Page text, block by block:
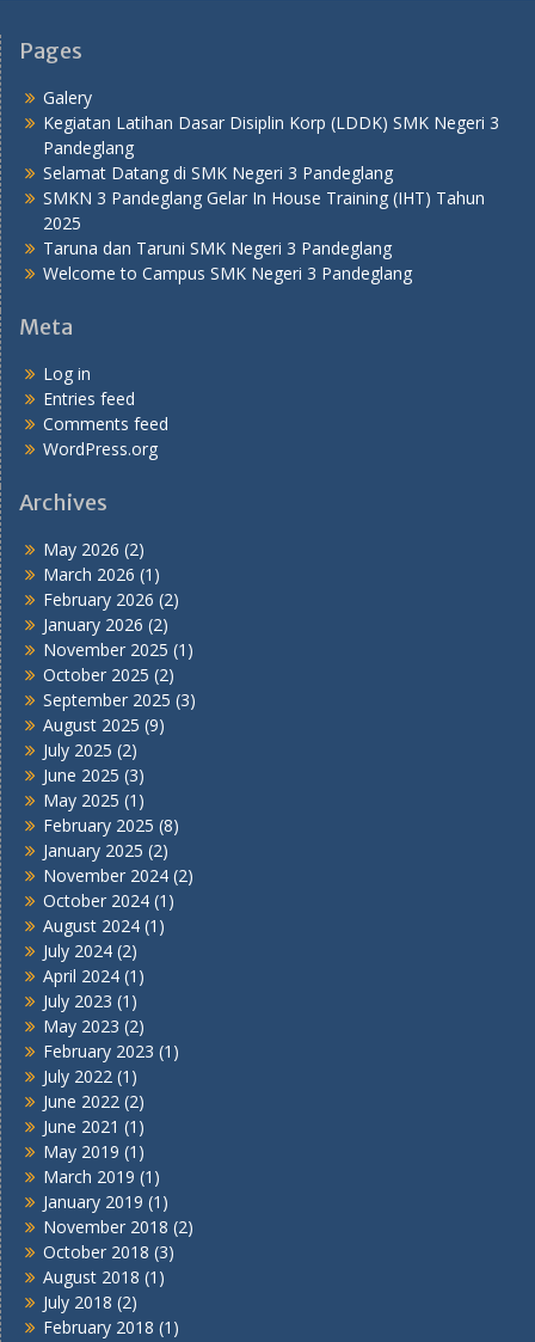
Pages
Galery
Kegiatan Latihan Dasar Disiplin Korp (LDDK) SMK Negeri 3
Pandeglang
Selamat Datang di SMK Negeri 3 Pandeglang
SMKN 3 Pandeglang Gelar In House Training (IHT) Tahun
2025
Taruna dan Taruni SMK Negeri 3 Pandeglang
Welcome to Campus SMK Negeri 3 Pandeglang
Meta
Log in
Entries feed
Comments feed
WordPress.org
Archives
May 2026 (2)
March 2026 (1)
February 2026 (2)
January 2026 (2)
November 2025 (1)
October 2025 (2)
September 2025 (3)
August 2025 (9)
July 2025 (2)
June 2025 (3)
May 2025 (1)
February 2025 (8)
January 2025 (2)
November 2024 (2)
October 2024 (1)
August 2024 (1)
July 2024 (2)
April 2024 (1)
July 2023 (1)
May 2023 (2)
February 2023 (1)
July 2022 (1)
June 2022 (2)
June 2021 (1)
May 2019 (1)
March 2019 (1)
January 2019 (1)
November 2018 (2)
October 2018 (3)
August 2018 (1)
July 2018 (2)
February 2018 (1)